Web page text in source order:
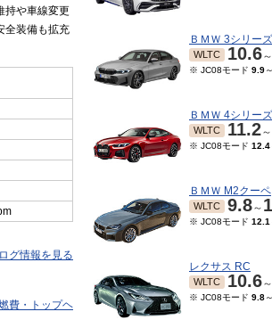
持や車線変更
全装備も拡充
グ情報を見る
費・トップヘ
ＢＭＷ 3シリーズ
WLTC 10.6～
※ JC08モード 9.9～
ＢＭＷ 4シリー
WLTC 11.2～
※ JC08モード 12.4
ＢＭＷ M2クーペ
WLTC 9.8～
※ JC08モード 12.1
レクサス RC
WLTC 10.6～
※ JC08モード 9.8～